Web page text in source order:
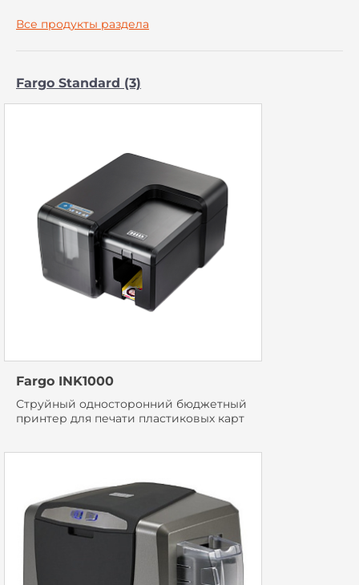
Все продукты раздела
Fargo Standard (3)
Fargo INK1000
Струйный односторонний бюджетный
принтер для печати пластиковых карт